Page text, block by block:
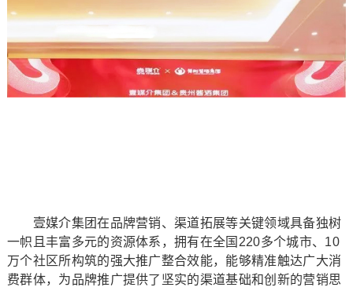
壹媒介集团在品牌营销、渠道拓展等关键领域具备独树
一帜且丰富多元的资源体系，拥有在全国220多个城市、10
万个社区所构筑的强大推广整合效能，能够精准触达广大消
费群体，为品牌推广提供了坚实的渠道基础和创新的营销思